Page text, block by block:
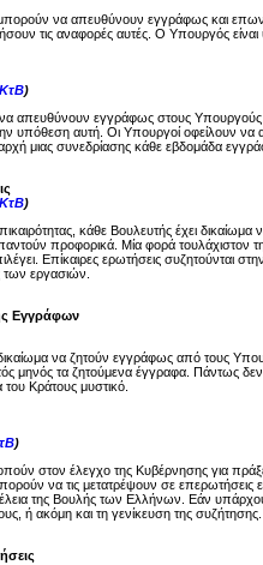
μπορούν να απευθύνουν εγγράφως και
τις αναφορές αυτές. Ο Υπουργός
)
απευθύνουν εγγράφως στους
υπόθεση αυτή. Οι Υπουργοί οφείλουν
μιας συνεδρίασης κάθε εβδομάδα
)
κάθε Βουλευτής έχει
προφορικά. Μία φορά τουλάχιστον
Επίκαιρες ερωτήσεις συζητούνται
των εργασιών.
Εγγράφων
να ζητούν εγγράφως από τους
μηνός τα ζητούμενα έγγραφα. Πάντως
του Κράτους μυστικό.
)
στον έλεγχο της Κυβέρνησης για
να τις μετατρέψουν σε επερωτήσεις
της Βουλής των Ελλήνων. Εάν
ή ακόμη και τη γενίκευση της συζήτησης.